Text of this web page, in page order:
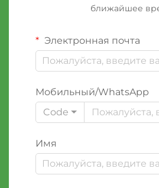
ближайшее
Электронная почта
Мобильный/WhatsApp
Code
Имя